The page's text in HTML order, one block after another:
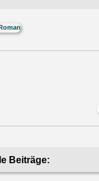
Beiträge: